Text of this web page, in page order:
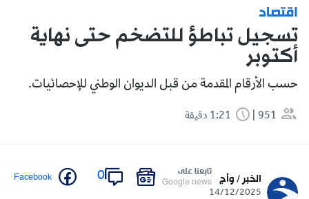
اقتصاد
تسجيل تباطؤ للتضخم حتى نهاية
أكتوبر
حسب الأرقام المقدمة من قبل الديوان الوطني للإحصائيات.
951
الخبر / وأج
14/12/2025
تابعنا على
Google news
0
Facebook